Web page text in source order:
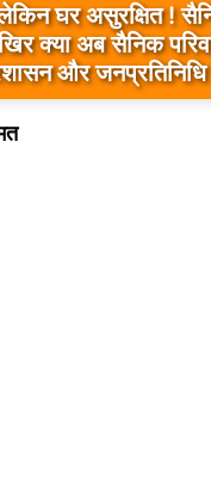
घर असुरक्षित !
क्या अब सैनिक
और